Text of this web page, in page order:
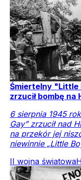
Śmiertelny "Little
zrzucił bombę na
6 sierpnia 1945
Gay” zrzucił nad
na przekór jej
niewinnie „Little
II wojna światowa